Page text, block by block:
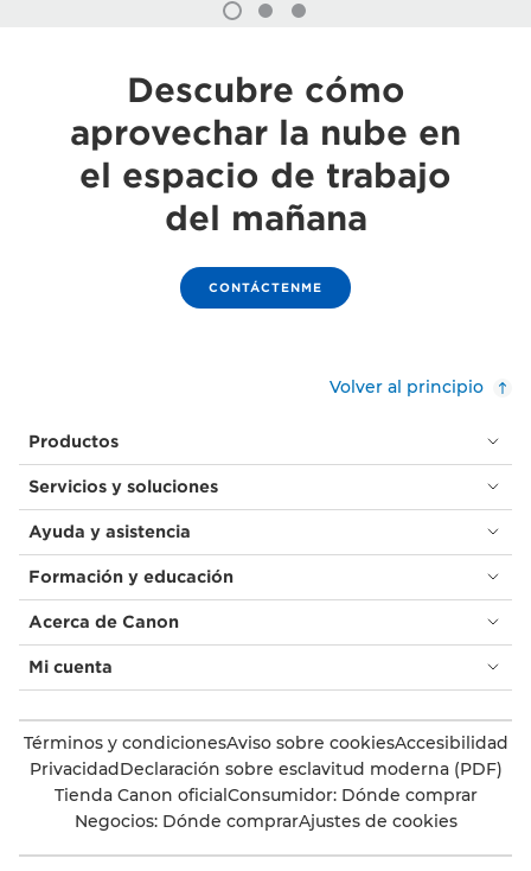
Descubre cómo
aprovechar la nube en
el espacio de trabajo
del mañana
CONTÁCTENME
Volver al principio
Productos
Servicios y soluciones
Ayuda y asistencia
Formación y educación
Acerca de Canon
Mi cuenta
Términos y condicionesAviso sobre cookiesAccesibilidad
PrivacidadDeclaración sobre esclavitud moderna (PDF)
Tienda Canon oficialConsumidor: Dónde comprar
Negocios: Dónde comprarAjustes de cookies